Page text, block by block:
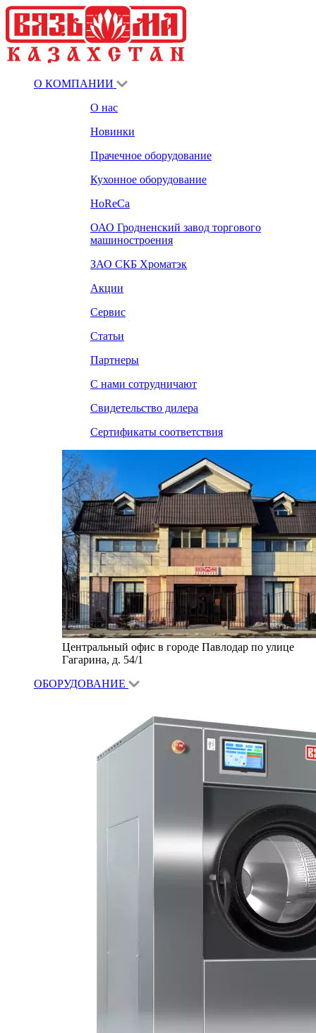
О КОМПАНИИ
О нас
Новинки
Прачечное оборудование
Кухонное оборудование
HoReCa
ОАО Гродненский завод торгового
машиностроения
ЗАО СКБ Хроматэк
Акции
Сервис
Статьи
Партнеры
С нами сотрудничают
Свидетельство дилера
Сертификаты соответствия
Центральный офис в городе Павлодар по улице
Гагарина, д. 54/1
ОБОРУДОВАНИЕ